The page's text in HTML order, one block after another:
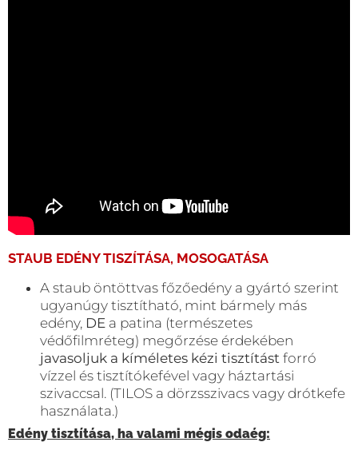
STAUB EDÉNY TISZÍTÁSA, MOSOGATÁSA
A staub öntöttvas főzőedény a gyártó szerint
ugyanúgy tisztítható, mint bármely más
edény, DE a patina (természetes
védőfilmréteg) megőrzése érdekében
javasoljuk a kíméletes kézi tisztítást forró
vízzel és tisztítókefével vagy háztartási
szivaccsal. (TILOS a dörzsszivacs vagy drótkefe
használata.)
Edény tisztítása, ha valami mégis odaég: